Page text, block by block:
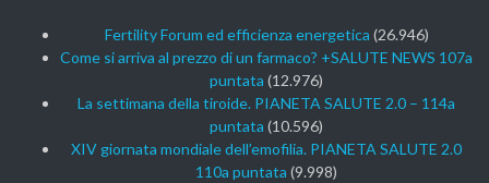
Fertility Forum ed efficienza energetica (26.946)
Come si arriva al prezzo di un farmaco? +SALUTE NEWS 107a
puntata (12.976)
La settimana della tiroide. PIANETA SALUTE 2.0 – 114a
puntata (10.596)
XIV giornata mondiale dell’emofilia. PIANETA SALUTE 2.0
110a puntata (9.998)